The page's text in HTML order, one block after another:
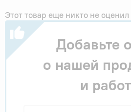
Этот товар еще никто не оценил
Добавьте
о нашей
и